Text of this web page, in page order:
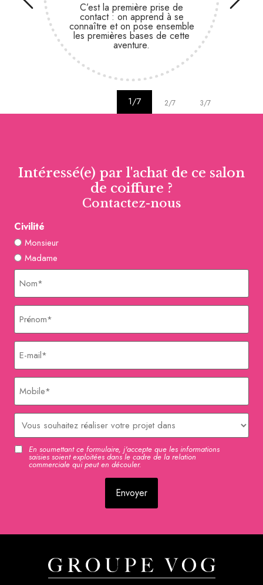
C’est la première prise de
contact : on apprend à se
connaître et on pose ensemble
les premières bases de cette
aventure.
1/7 2/7 3/7
Intéressé(e) par l'achat de ce salon
de coiffure ?
Contactez-nous
Civilité
Monsieur
Madame
Nom
Prénom
E-
mail
Mobile
Délai
RGPDEn soumettant ce formulaire, j'accepte que les informations
saisies soient exploitées dans le cadre de la relation
commerciale qui peut en découler.